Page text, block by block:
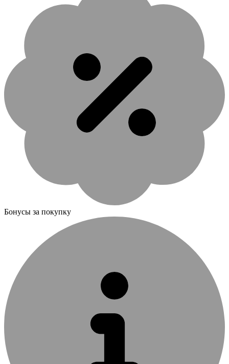
Бонусы за покупку